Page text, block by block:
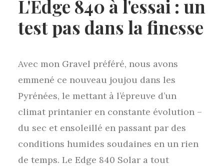
L'Edge 840 à l'essai : un
test pas dans la finesse
Avec mon Gravel préféré, nous avons
emmené ce nouveau joujou dans les
Pyrénées, le mettant à l’épreuve d’un
climat printanier en constante évolution –
du sec et ensoleillé en passant par des
conditions humides soudaines en un rien
de temps. Le Edge 840 Solar a tout